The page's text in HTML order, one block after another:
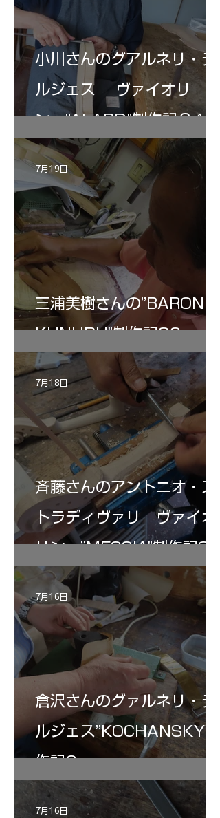
小川さんのグアルネリ・デ
ルジェス ヴァイオリ
ン ”ALARD"制作記３4
三浦美樹さんの”BARON・
KUNUPU"制作記30
7月19日
斉藤さんのアントニオ・ス
トラディヴァリ ヴァイオ
リン ”MESSIA"制作記32
7月18日
倉沢さんのグァルネリ・デ
ルジェス”KOCHANSKY"制
作記6
7月16日
7月16日